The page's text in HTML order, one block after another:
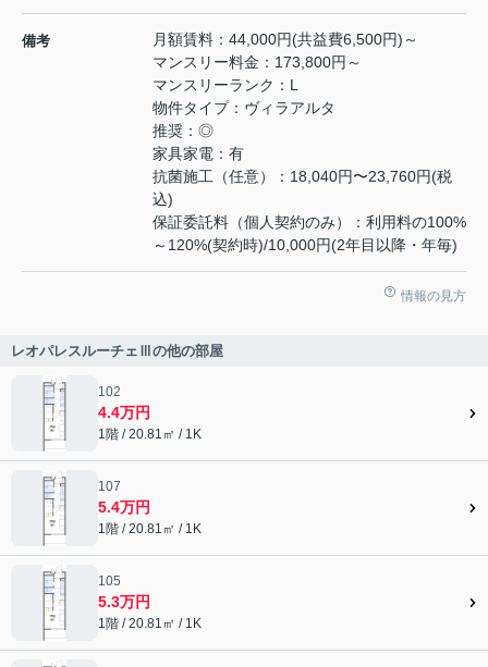
備考
月額賃料：44,000円(共益費6,500円)～
マンスリー料金：173,800円～
マンスリーランク：L
物件タイプ：ヴィラアルタ
推奨：◎
家具家電：有
抗菌施工（任意）：18,040円〜23,760円(税
込)
保証委託料（個人契約のみ）：利用料の100%
～120%(契約時)/10,000円(2年目以降・年毎)
情報の見方
レオパレスルーチェⅢの他の部屋
102
4.4万円
1階 / 20.81㎡ / 1K
107
5.4万円
1階 / 20.81㎡ / 1K
105
5.3万円
1階 / 20.81㎡ / 1K